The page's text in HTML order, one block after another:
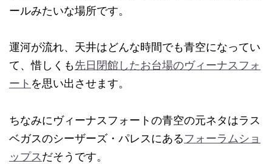
ールみたいな場所です。
運河が流れ、天井はどんな時間でも青空になってい
て、惜しくも先日閉館したお台場のヴィーナスフォ
ート を思い出させます。
ちなみにヴィーナスフォートの青空の元ネタはラス
ベガスのシーザーズ・パレスにあるフォーラムショ
ップスだそうです。